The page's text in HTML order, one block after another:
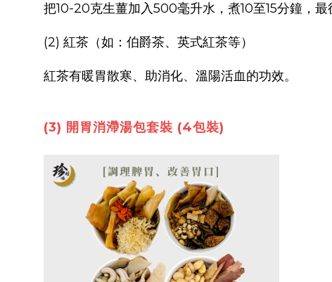
把10-20克生薑加入500毫升水，煮10至15分鐘，最
(2) 紅茶（如：伯爵茶、英式紅茶等）
紅茶有暖胃散寒、助消化、溫陽活血的功效。
(3) 開胃消滯湯包套裝 (4包裝)